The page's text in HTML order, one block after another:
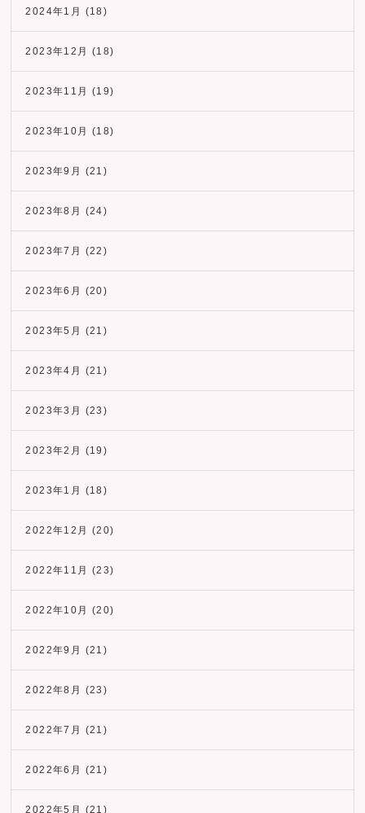
2024年1月 (18)
2023年12月 (18)
2023年11月 (19)
2023年10月 (18)
2023年9月 (21)
2023年8月 (24)
2023年7月 (22)
2023年6月 (20)
2023年5月 (21)
2023年4月 (21)
2023年3月 (23)
2023年2月 (19)
2023年1月 (18)
2022年12月 (20)
2022年11月 (23)
2022年10月 (20)
2022年9月 (21)
2022年8月 (23)
2022年7月 (21)
2022年6月 (21)
2022年5月 (21)